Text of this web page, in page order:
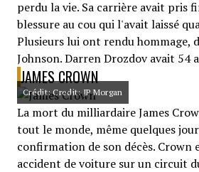
perdu la vie. Sa carrière avait pris
blessure au cou qui l'avait laissé
Plusieurs lui ont rendu hommage,
Johnson. Darren Drozdov avait 54
JAMES CROWN
Crédit: Credit: JP Morgan
La mort du milliardaire James
tout le monde, même quelques
confirmation de son décès. Crown
accident de voiture sur un circuit